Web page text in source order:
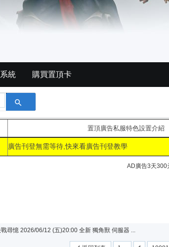
統 購買置頂卡
置頂廣告私服特色設置介紹
廣告刊登無需等待,快來看廣告刊登教學
尋憶 2026/06/12 (五)20:00 全新 獨角獸 伺服器 ...